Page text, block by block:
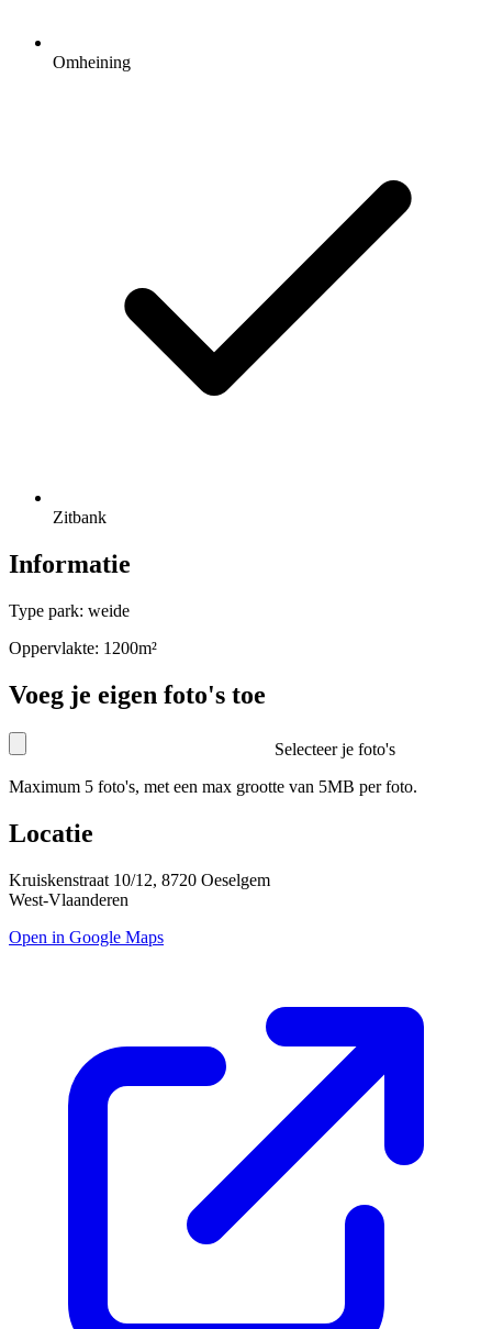
Omheining
Zitbank
Informatie
Type park: weide
Oppervlakte: 1200m²
Voeg je eigen foto's toe
Selecteer je foto's
Maximum 5 foto's, met een max grootte van 5MB per foto.
Locatie
Kruiskenstraat 10/12, 8720 Oeselgem
West-Vlaanderen
Open in Google Maps